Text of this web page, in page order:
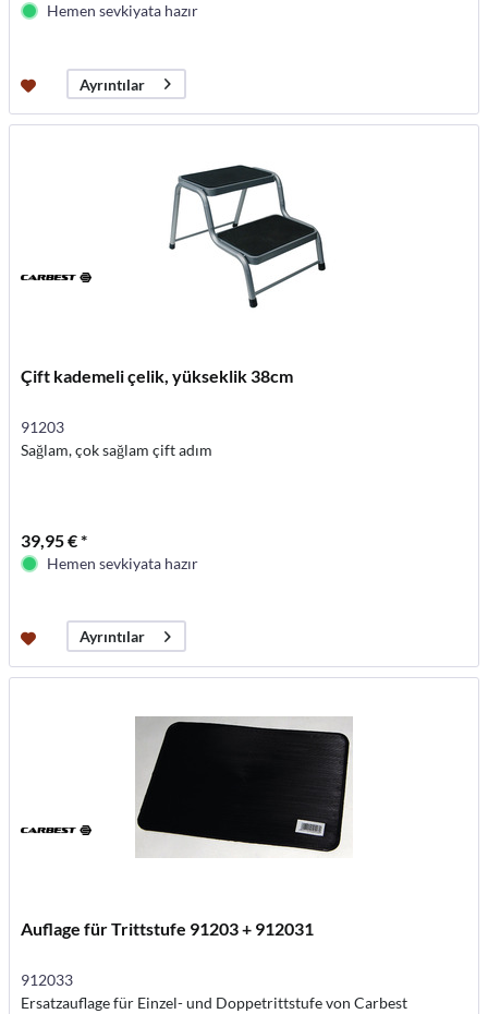
Hemen sevkiyata hazır
Ayrıntılar
Çift kademeli çelik, yükseklik 38cm
91203
Sağlam, çok sağlam çift adım
39,95 € *
Hemen sevkiyata hazır
Ayrıntılar
Auflage für Trittstufe 91203 + 912031
912033
Ersatzauflage für Einzel- und Doppetrittstufe von Carbest